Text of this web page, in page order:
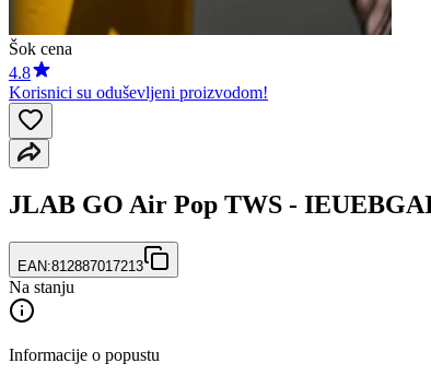
Šok cena
4.8
Korisnici su oduševljeni proizvodom!
JLAB GO Air Pop TWS -
EAN:812887017213
Na stanju
Informacije o popustu